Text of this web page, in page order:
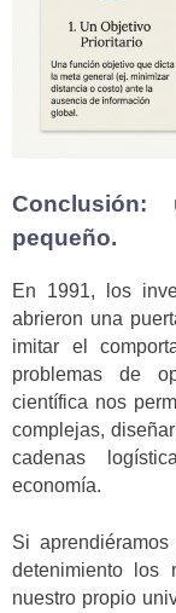
pequeño.
En 1991, los
abrieron una
imitar el
problemas de
científica nos
complejas,
cadenas
economía.
Si
detenimiento los
nuestro propio